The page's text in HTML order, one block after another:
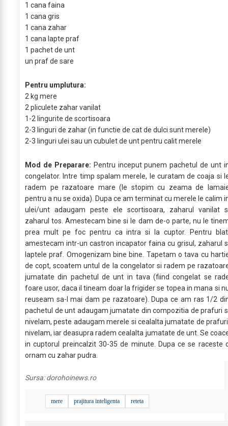
1 cana faina
1 cana gris
1 cana zahar
1 cana lapte praf
1 pachet de unt
un praf de sare
Pentru umplutura:
2 kg mere
2 pliculete zahar vanilat
1-2 lingurite de scortisoara
2-3 linguri de zahar (in functie de cat de dulci sunt merele)
2-3 linguri ulei sau un cubulet de unt pentru calit merele
Mod de Preparare: Pentru inceput punem pachetul de unt
congelator. Intre timp spalam merele, le curatam de coaja si
radem pe razatoare mare (le stopim cu zeama de
pentru a nu se oxida). Dupa ce am terminat cu merele le calim
ulei/unt adaugam peste ele scortisoara, zaharul vanilat
zaharul tos. Amestecam bine si le dam de-o parte, nu le
prea mult pe foc pentru ca intra si la cuptor. Pentru
amestecam intr-un castron incapator faina cu grisul, zaharul
laptele praf. Omogenizam bine bine. Tapetam o tava cu
de copt, scoatem untul de la congelator si radem pe
jumatate din pachetul de unt in tava (fiind congelat se
foare usor, daca il tineam doar la frigider se topea in mana si
reuseam sa-l mai dam pe razatoare). Dupa ce am ras 1/2
pachetul de unt adaugam jumatate din compozitia de prafuri
nivelam, peste adaugam merele si cealalta jumatate de
nivelam, iar deasupra radem cealalta jumatate de unt. Se
in cuptorul preincalzit 30-35 de minute. Dupa ce se raceste
ornam cu zahar pudra.
Sursa:dorohoinews.ro
mere prajitura inteligenta reteta